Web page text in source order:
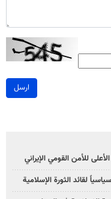
ارسل
للأمن القومي الإيراني
لقائد الثورة الإسلامية